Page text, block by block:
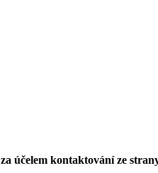
účelem kontaktování ze